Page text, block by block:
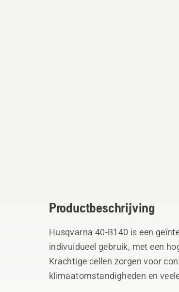
Productbeschrijving
Husqvarna 40-B140 is een
indivuidueel gebruik, met een
Krachtige cellen zorgen voor
klimaatomstandigheden en